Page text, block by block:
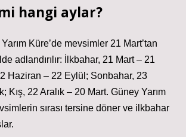
hangi aylar?
Küre’de mevsimler 21 Mart’tan
adlandırılır: İlkbahar, 21 Mart – 21
Haziran – 22 Eylül; Sonbahar, 23
Kış, 22 Aralık – 20 Mart. Güney Yarım
sırası tersine döner ve ilkbahar